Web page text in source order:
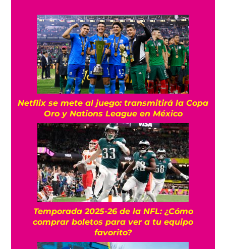
Netflix se mete al juego: transmitirá la Copa
Oro y Nations League en México
Temporada 2025-26 de la NFL: ¿Cómo
comprar boletos para ver a tu equipo
favorito?